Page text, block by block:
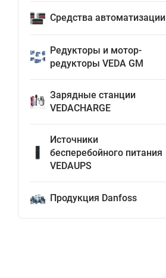
Средства автоматизации
Редукторы и мотор-
редукторы VEDA GM
Зарядные станции
VEDACHARGE
Источники
бесперебойного питания
VEDAUPS
Продукция Danfoss